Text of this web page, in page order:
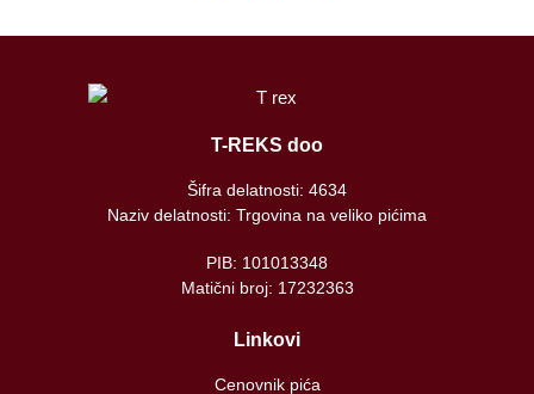
T-REKS doo
Šifra delatnosti: 4634
Naziv delatnosti: Trgovina na veliko pićima
PIB: 101013348
Matični broj: 17232363
Linkovi
Cenovnik pića